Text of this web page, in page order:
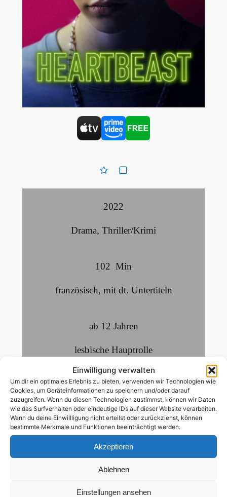
Einwilligung verwalten
Um dir ein optimales Erlebnis zu bieten, verwenden wir Technologien wie
Cookies, um Geräteinformationen zu speichern und/oder darauf
zuzugreifen. Wenn du diesen Technologien zustimmst, können wir Daten
wie das Surfverhalten oder eindeutige IDs auf dieser Website verarbeiten.
Wenn du deine Einwillligung nicht erteilst oder zurückziehst, können
bestimmte Merkmale und Funktionen beeinträchtigt werden.
Akzeptieren
Ablehnen
Einstellungen ansehen
2022
Drama, Thriller/Krimi
102 Min
französisch, mit dt. Untertiteln
ab 12 Jahren
lesbische Hauptrolle
Elina, eine 15-jährige aufstrebende Rapperin
muss ihre Heimat Finnland verlassen und
wegen des neuen Mannes ihrer Mutter nach
Südfrankreich ziehen. Sofort fühlt sie sich zu
ihrer neuen Stiefschwester Sofia, 17,
hingezogen, einer charismatischen
Doppelleben voller Partys und Drogen.
Schnell verwandelt sich ihre Freundschaft in